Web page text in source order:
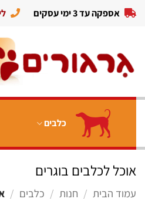
Skip
אספקה עד 3 ימי עסקים
כלבים
אוכל לכלבים בוגרים
עמוד הבית / חנות / כלבים /